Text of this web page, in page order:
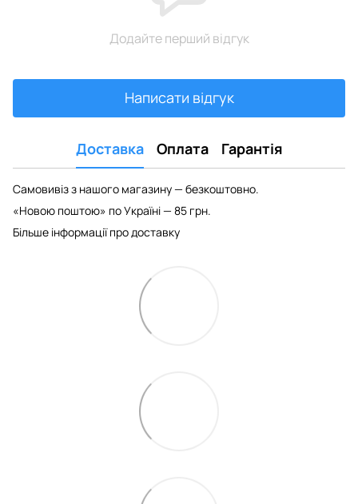
Додайте перший відгук
Написати відгук
Доставка Оплата Гарантія
Самовивіз з нашого магазину — безкоштовно.
«Новою поштою» по Україні — 85 грн.
Більше інформації про доставку